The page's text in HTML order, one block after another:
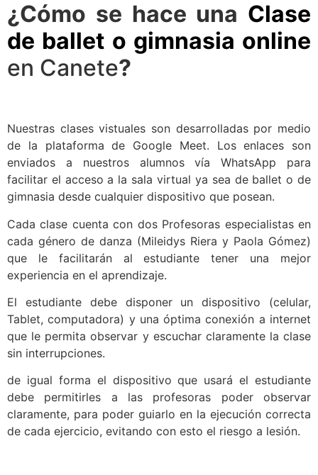
¿Cómo se hace una Clase
de ballet o gimnasia online
en Canete?
Nuestras clases vistuales son desarrolladas por medio
de la plataforma de Google Meet. Los enlaces son
enviados a nuestros alumnos vía WhatsApp para
facilitar el acceso a la sala virtual ya sea de ballet o de
gimnasia desde cualquier dispositivo que posean.
Cada clase cuenta con dos Profesoras especialistas en
cada género de danza (Mileidys Riera y Paola Gómez)
que le facilitarán al estudiante tener una mejor
experiencia en el aprendizaje.
El estudiante debe disponer un dispositivo (celular,
Tablet, computadora) y una óptima conexión a internet
que le permita observar y escuchar claramente la clase
sin interrupciones.
de igual forma el dispositivo que usará el estudiante
debe permitirles a las profesoras poder observar
claramente, para poder guiarlo en la ejecución correcta
de cada ejercicio, evitando con esto el riesgo a lesión.